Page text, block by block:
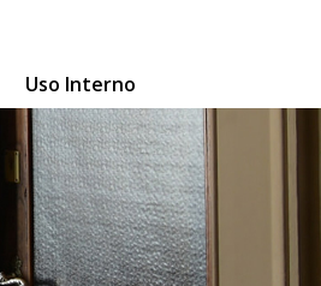
Uso Interno